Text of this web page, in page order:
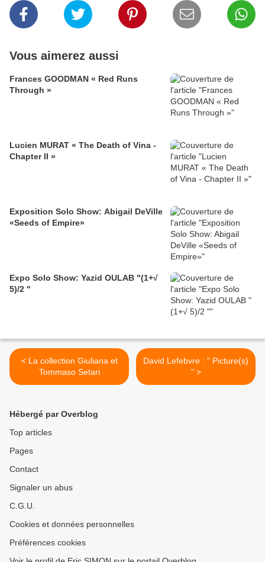
Vous aimerez aussi
Frances GOODMAN « Red Runs
Through »
Lucien MURAT « The Death of Vina -
Chapter II »
Exposition Solo Show: Abigail DeVille
«Seeds of Empire»
Expo Solo Show: Yazid OULAB "(1+√
5)/2 "
< La collection Giuliana et
Tommaso Setari
David Lefebvre : " Picture(s)
" >
Hébergé par Overblog
Top articles
Pages
Contact
Signaler un abus
C.G.U.
Cookies et données personnelles
Préférences cookies